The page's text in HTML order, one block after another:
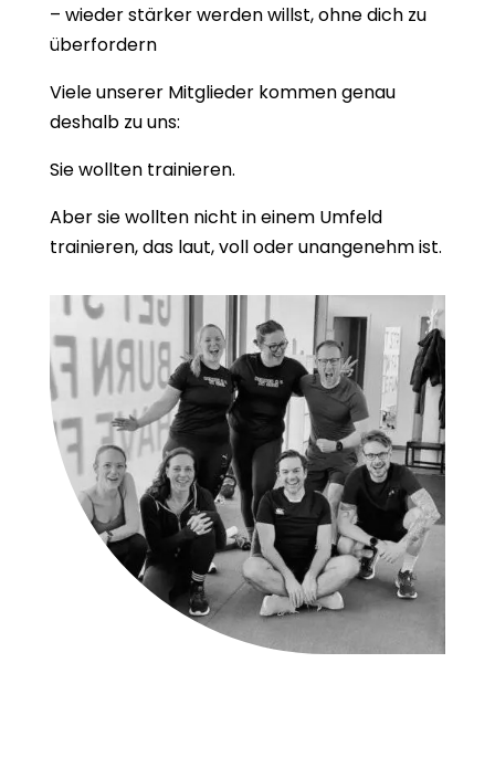
– wieder stärker werden willst, ohne dich zu
überfordern
Viele unserer Mitglieder kommen genau
deshalb zu uns:
Sie wollten trainieren.
Aber sie wollten nicht in einem Umfeld
trainieren, das laut, voll oder unangenehm ist.